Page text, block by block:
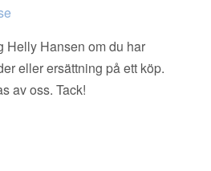
Helly Hansen om du har
eller ersättning på ett köp.
av oss. Tack!